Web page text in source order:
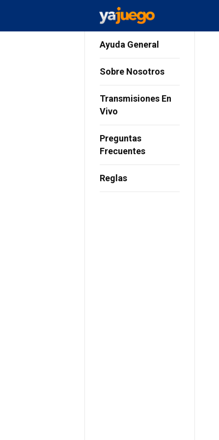
Ayuda General
Sobre Nosotros
Transmisiones En
Vivo
Preguntas
Frecuentes
Reglas